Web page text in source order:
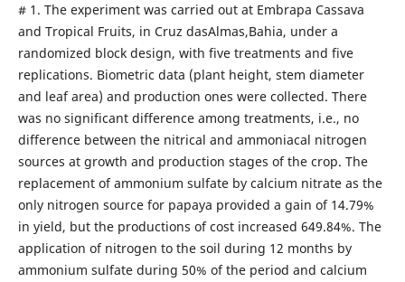
# 1. The experiment was carried out at Embrapa Cassava
and Tropical Fruits, in Cruz dasAlmas,Bahia, under a
randomized block design, with five treatments and five
replications. Biometric data (plant height, stem diameter
and leaf area) and production ones were collected. There
was no significant difference among treatments, i.e., no
difference between the nitrical and ammoniacal nitrogen
sources at growth and production stages of the crop. The
replacement of ammonium sulfate by calcium nitrate as the
only nitrogen source for papaya provided a gain of 14.79%
in yield, but the productions of cost increased 649.84%. The
application of nitrogen to the soil during 12 months by
ammonium sulfate during 50% of the period and calcium